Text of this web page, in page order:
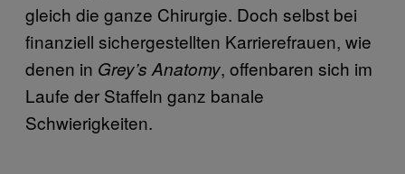
gleich die ganze Chirurgie. Doch selbst bei
finanziell sichergestellten Karrierefrauen, wie
denen in Grey’s Anatomy, offenbaren sich im
Laufe der Staffeln ganz banale
Schwierigkeiten.